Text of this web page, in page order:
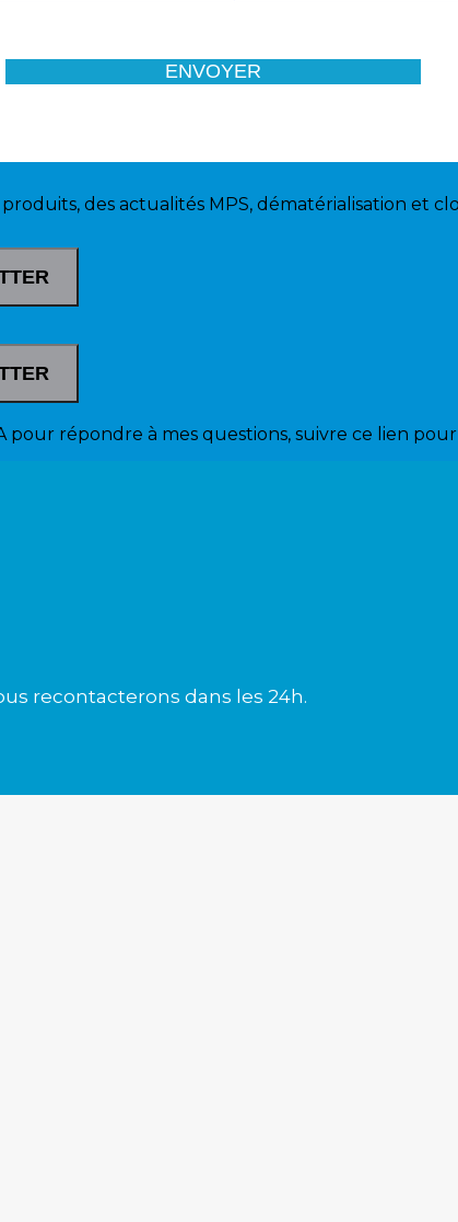
des actualités MPS, dématérialisation et
pour répondre à mes questions, suivre ce lien
recontacterons dans les 24h.